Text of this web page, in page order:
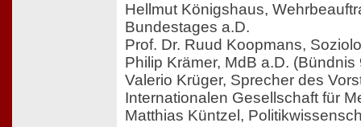
Hellmut Königshaus,
Bundestages a.D.
Prof. Dr. Ruud Koopmans,
Philip Krämer, MdB a.D.
Valerio Krüger, Sprecher des
Internationalen Gesellschaft für
Matthias Küntzel,